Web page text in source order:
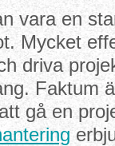
vara en
Mycket
driva
Faktum
gå en